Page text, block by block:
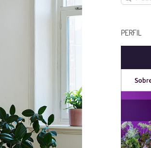
PERFIL